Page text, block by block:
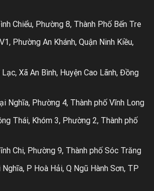
Chiểu, Phường 8, Thành Phố Bến Tre
Phường An Khánh, Quận Ninh Kiều,
Xã An Bình, Huyện Cao Lãnh, Đồng
Nghĩa, Phường 4, Thành phố Vĩnh Long
Thái, Khóm 3, Phường 2, Thành phố
Chi, Phường 9, Thành phố Sóc Trăng
P Hoà Hải, Q Ngũ Hành Sơn, TP